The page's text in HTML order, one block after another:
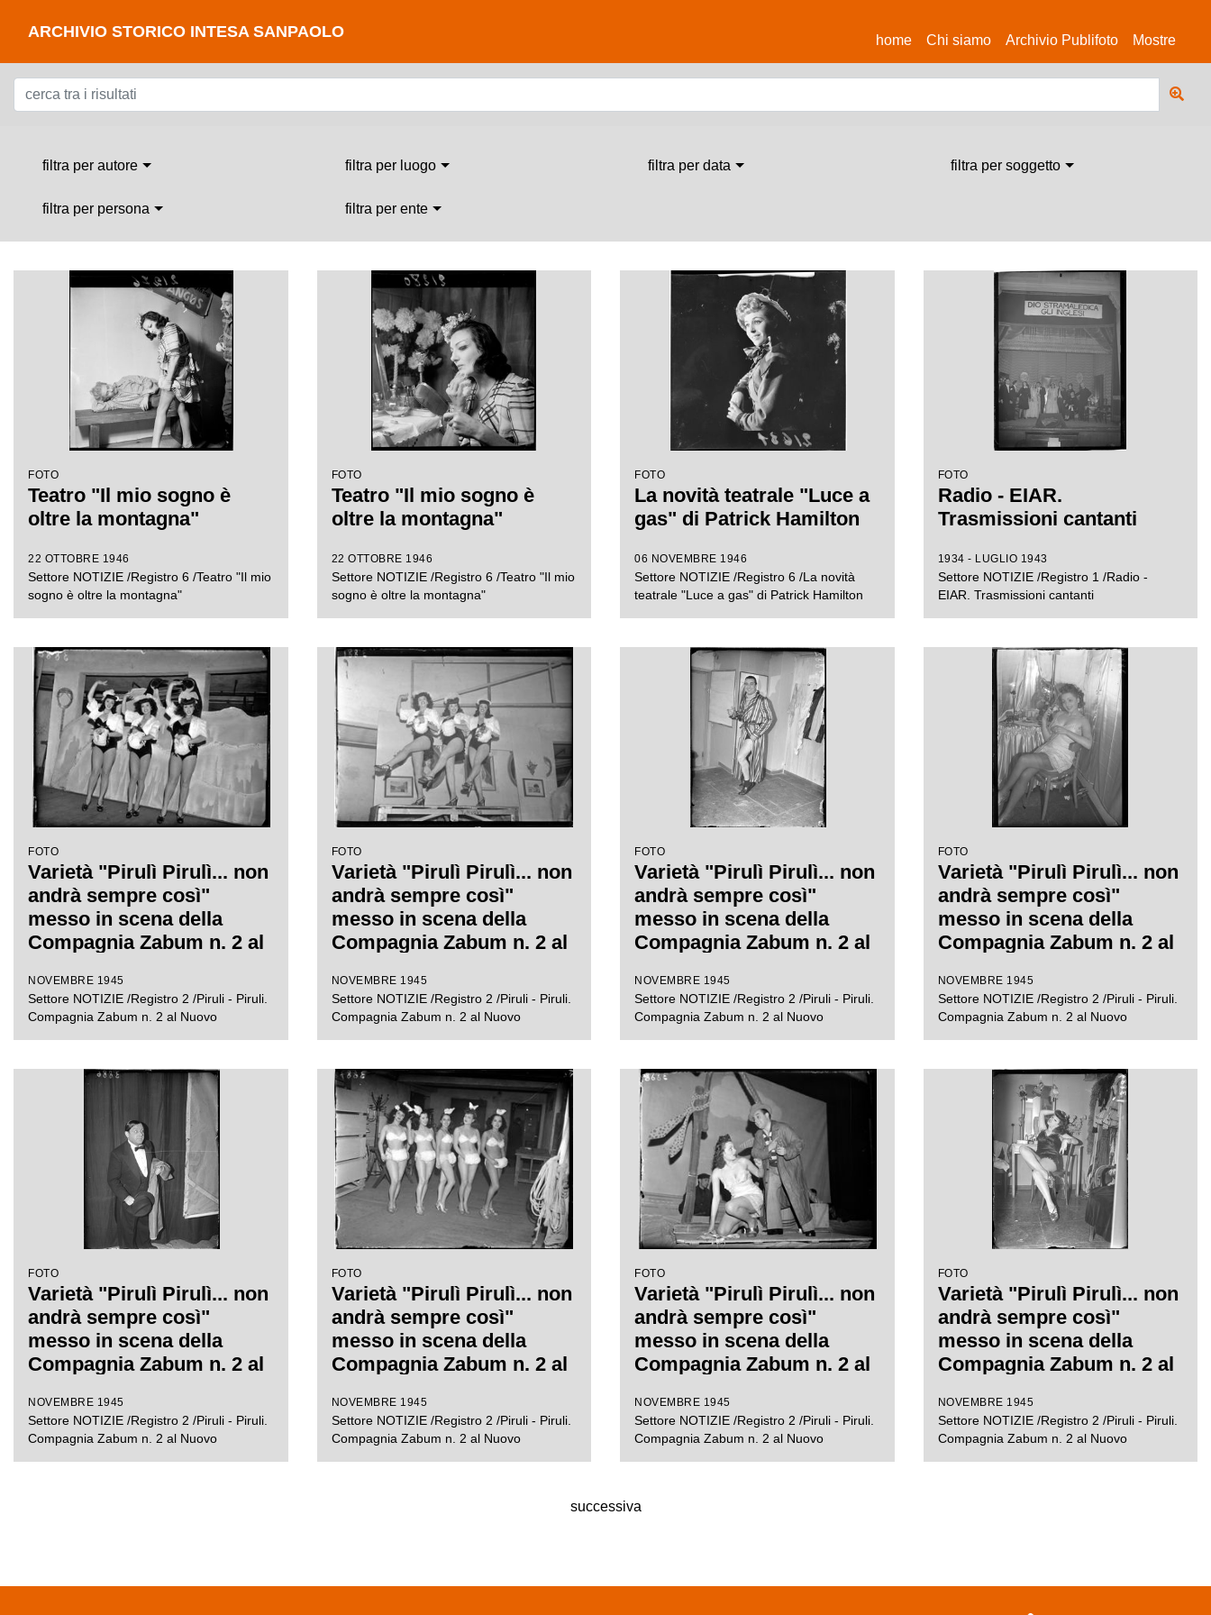
ARCHIVIO STORICO INTESA SANPAOLO home(current)
Chi siamo Archivio Publifoto Mostre
filtra per autore filtra per luogo filtra per data filtra per soggetto
filtra per persona filtra per ente
FOTO
Teatro "Il mio sogno è
oltre la montagna"
22 OTTOBRE 1946
Settore NOTIZIE /Registro 6 /Teatro "Il mio
sogno è oltre la montagna"
FOTO
Teatro "Il mio sogno è
oltre la montagna"
22 OTTOBRE 1946
Settore NOTIZIE /Registro 6 /Teatro "Il mio
sogno è oltre la montagna"
FOTO
La novità teatrale "Luce a
gas" di Patrick Hamilton
06 NOVEMBRE 1946
Settore NOTIZIE /Registro 6 /La novità
teatrale "Luce a gas" di Patrick Hamilton
FOTO
Radio - EIAR.
Trasmissioni cantanti
1934 - LUGLIO 1943
Settore NOTIZIE /Registro 1 /Radio -
EIAR. Trasmissioni cantanti
FOTO
Varietà "Pirulì Pirulì... non
andrà sempre così"
messo in scena della
Compagnia Zabum n. 2 al
NOVEMBRE 1945
Settore NOTIZIE /Registro 2 /Piruli - Piruli.
Compagnia Zabum n. 2 al Nuovo
FOTO
Varietà "Pirulì Pirulì... non
andrà sempre così"
messo in scena della
Compagnia Zabum n. 2 al
NOVEMBRE 1945
Settore NOTIZIE /Registro 2 /Piruli - Piruli.
Compagnia Zabum n. 2 al Nuovo
FOTO
Varietà "Pirulì Pirulì... non
andrà sempre così"
messo in scena della
Compagnia Zabum n. 2 al
NOVEMBRE 1945
Settore NOTIZIE /Registro 2 /Piruli - Piruli.
Compagnia Zabum n. 2 al Nuovo
FOTO
Varietà "Pirulì Pirulì... non
andrà sempre così"
messo in scena della
Compagnia Zabum n. 2 al
NOVEMBRE 1945
Settore NOTIZIE /Registro 2 /Piruli - Piruli.
Compagnia Zabum n. 2 al Nuovo
FOTO
Varietà "Pirulì Pirulì... non
andrà sempre così"
messo in scena della
Compagnia Zabum n. 2 al
NOVEMBRE 1945
Settore NOTIZIE /Registro 2 /Piruli - Piruli.
Compagnia Zabum n. 2 al Nuovo
FOTO
Varietà "Pirulì Pirulì... non
andrà sempre così"
messo in scena della
Compagnia Zabum n. 2 al
NOVEMBRE 1945
Settore NOTIZIE /Registro 2 /Piruli - Piruli.
Compagnia Zabum n. 2 al Nuovo
FOTO
Varietà "Pirulì Pirulì... non
andrà sempre così"
messo in scena della
Compagnia Zabum n. 2 al
NOVEMBRE 1945
Settore NOTIZIE /Registro 2 /Piruli - Piruli.
Compagnia Zabum n. 2 al Nuovo
FOTO
Varietà "Pirulì Pirulì... non
andrà sempre così"
messo in scena della
Compagnia Zabum n. 2 al
NOVEMBRE 1945
Settore NOTIZIE /Registro 2 /Piruli - Piruli.
Compagnia Zabum n. 2 al Nuovo
successiva